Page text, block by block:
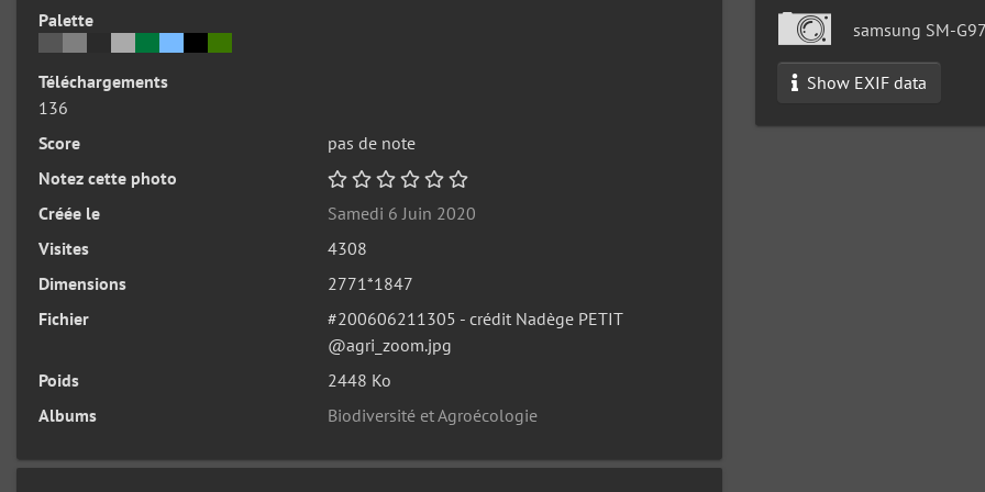
Palette
Téléchargements
136
Score
pas de note
Notez cette photo
Créée le
Samedi 6 Juin 2020
Visites
4308
Dimensions
2771*1847
Fichier
#200606211305 - crédit Nadège PETIT
@agri_zoom.jpg
Poids
2448 Ko
Albums
Biodiversité et Agroécologie
samsung SM-
Show EXIF data